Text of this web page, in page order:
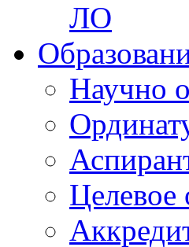
ЛО
Научно
Целевое